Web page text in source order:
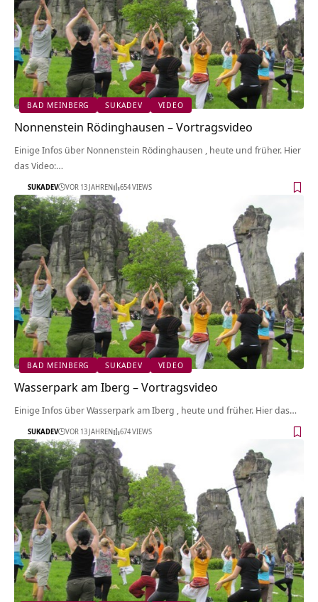
BAD MEINBERG SUKADEV VIDEO
Nonnenstein Rödinghausen‏‎ – Vortragsvideo
Einige Infos über Nonnenstein Rödinghausen‏‎ , heute und früher. Hier
das Video:…
SUKADEV VOR 13 JAHREN 654 VIEWS
BAD MEINBERG SUKADEV VIDEO
Wasserpark am Iberg‏‎ – Vortragsvideo
Einige Infos über Wasserpark am Iberg‏‎ , heute und früher. Hier das…
SUKADEV VOR 13 JAHREN 674 VIEWS